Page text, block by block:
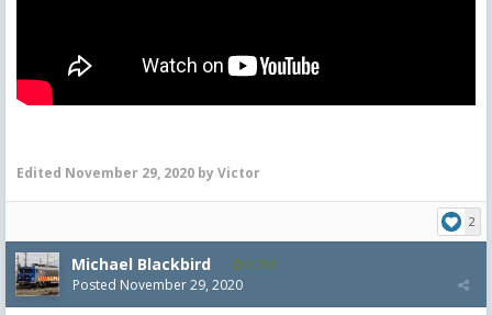
Edited November 29, 2020 by Victor
2
Michael Blackbird 5,718
Posted November 29, 2020